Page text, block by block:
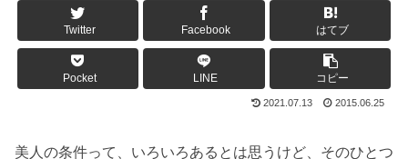
Twitter Facebook はてブ
Pocket LINE コピー
2021.07.13 2015.06.25
美人の条件って、いろいろあるとは思うけど、そのひとつ